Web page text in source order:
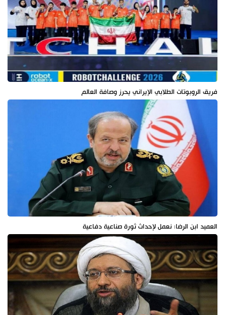
فريق الروبوتات الطلابي الإيراني يحرز وصافة العالم
العميد ابن الرضا: نعمل لإحداث ثورة صناعية دفاعية